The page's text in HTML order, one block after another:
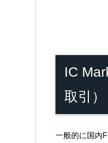
IC
取引）
一般的に国内